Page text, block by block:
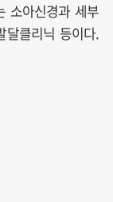
소아신경과 세부
달클리닉 등이다.